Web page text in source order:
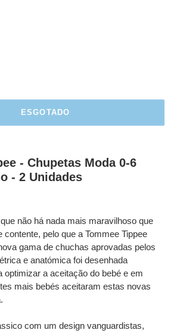
ESGOTADO
- Chupetas Moda 0-6
- 2 Unidades
não há nada mais maravilhoso que
contente, pelo que a Tommee Tippee
gama de chuchas aprovadas pelos
e anatómica foi desenhada
optimizar a aceitação do bebé e em
mais bebés aceitaram estas novas
com um design vanguardistas,